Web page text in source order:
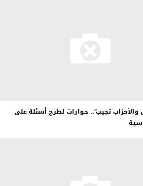
تجيب”.. حوارات لطرح أسئلة على